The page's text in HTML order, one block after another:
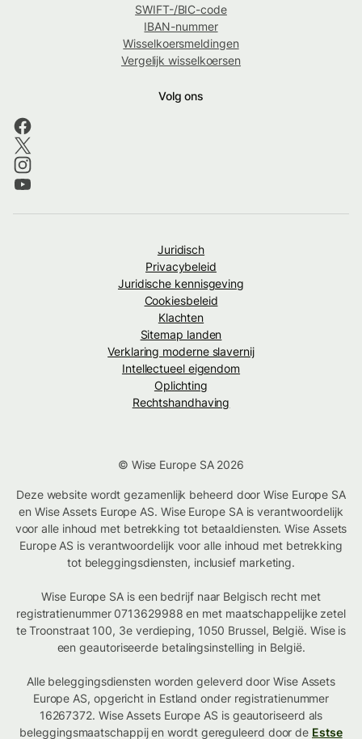
SWIFT-/BIC-code
IBAN-nummer
Wisselkoersmeldingen
Vergelijk wisselkoersen
Volg ons
Juridisch
Privacybeleid
Juridische kennisgeving
Cookiesbeleid
Klachten
Sitemap landen
Verklaring moderne slavernij
Intellectueel eigendom
Oplichting
Rechtshandhaving
© Wise Europe SA 2026
Deze website wordt gezamenlijk beheerd door Wise Europe SA
en Wise Assets Europe AS. Wise Europe SA is verantwoordelijk
voor alle inhoud met betrekking tot betaaldiensten. Wise Assets
Europe AS is verantwoordelijk voor alle inhoud met betrekking
tot beleggingsdiensten, inclusief marketing.
Wise Europe SA is een bedrijf naar Belgisch recht met
registratienummer 0713629988 en met maatschappelijke zetel
te Troonstraat 100, 3e verdieping, 1050 Brussel, België. Wise is
een geautoriseerde betalingsinstelling in België.
Alle beleggingsdiensten worden geleverd door Wise Assets
Europe AS, opgericht in Estland onder registratienummer
16267372. Wise Assets Europe AS is geautoriseerd als
beleggingsmaatschappij en wordt gereguleerd door de Estse